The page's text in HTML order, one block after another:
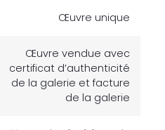
Œuvre unique
Œuvre vendue avec
certificat d’authenticité
de la galerie et facture
de la galerie